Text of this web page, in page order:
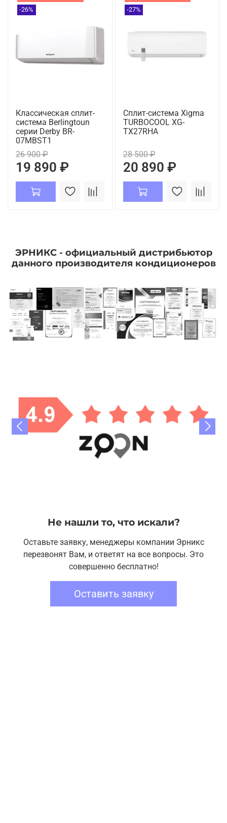
-26%
Классическая сплит-
система Berlingtoun
серии Derby BR-
07MBST1
26 900 ₽
19 890 ₽
-27%
Сплит-система Xigma
TURBOCOOL XG-
TX27RHA
28 500 ₽
20 890 ₽
ЭРНИКС - официальный дистрибьютор
данного производителя кондиционеров
Не нашли то, что искали?
Оставьте заявку, менеджеры компании Эрникс
перезвонят Вам, и ответят на все вопросы. Это
совершенно бесплатно!
Оставить заявку